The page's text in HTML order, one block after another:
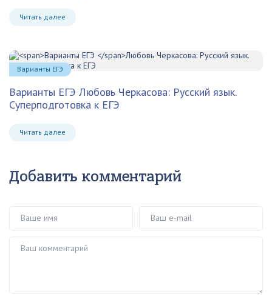
Читать далее
Варианты ЕГЭ Любовь Черкасова: Русский язык.
Суперподготовка к ЕГЭ
Читать далее
Варианты ЕГЭ
Добавить комментарий